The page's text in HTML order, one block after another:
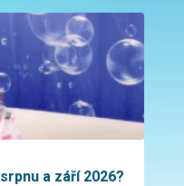
a září 2026?